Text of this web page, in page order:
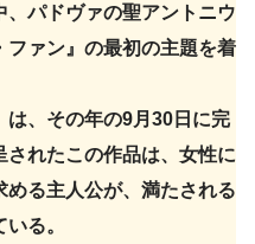
パドヴァの聖アントニウ
ファン』の最初の主題を着
は、その年の9月30日に完
れたこの作品は、女性に
める主人公が、満たされる
る。